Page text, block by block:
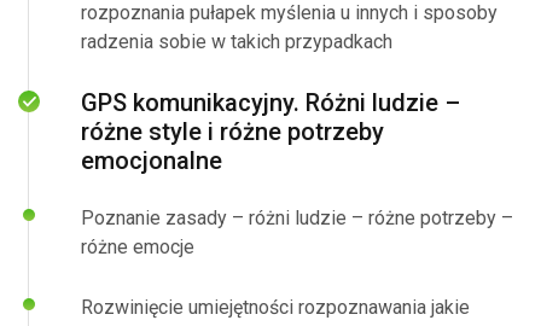
rozpoznania pułapek myślenia u innych i sposoby
radzenia sobie w takich przypadkach
GPS komunikacyjny. Różni ludzie –
różne style i różne potrzeby
emocjonalne
Poznanie zasady – różni ludzie – różne potrzeby –
różne emocje
Rozwinięcie umiejętności rozpoznawania jakie